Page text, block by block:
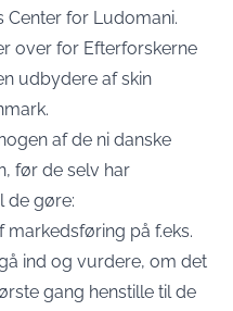
Center for Ludomani.
over for Efterforskerne
udbydere af skin
af de ni danske
før de selv har
de gøre:
på f.eks.
ind og vurdere, om det
gang henstille til de